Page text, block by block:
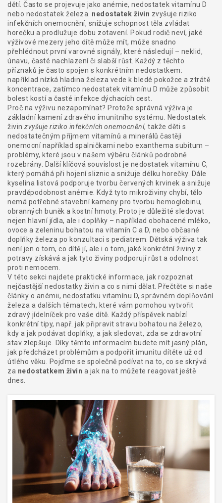
dětí. Často se projevuje jako anémie, nedostatek vitamínu D
nebo nedostatek železa nedostatek živin zvyšuje riziko
infekčních onemocnění, snižuje schopnost těla zvládat
horečku a prodlužuje dobu zotavení. Pokud rodič neví, jaké
výživové mezery jeho dítě může mít, může snadno
přehlédnout první varovné signály, které následují – neklid,
únavu, časté nachlazení či slabší růst. Každý z těchto
příznaků je často spojen s konkrétním nedostatkem:
například nízká hladina železa vede k bledé pokožce a ztrátě
koncentrace, zatímco nedostatek vitamínu D může způsobit
bolest kostí a časté infekce dýchacích cest.
Proč na výživu nezapomínat? Protože správná výživa je
základní kamení zdravého imunitního systému. Nedostatek
živin zvyšuje riziko infekčních onemocnění, takže děti s
nedostatečným příjmem vitamínů a minerálů častěji
onemocní například spalničkami nebo exanthema subitum –
problémy, které jsou v našem výběru článků podrobně
rozebrány. Další klíčová souvislost je nedostatek vitamínu C,
který pomáhá při hojení sliznic a snižuje délku horečky. Dále
kyselina listová podporuje tvorbu červených krvinek a snižuje
pravděpodobnost anémie. Když tyto mikroživiny chybí, tělo
nemá potřebné stavební kameny pro tvorbu hemoglobinu,
obranných buněk a kostní hmoty. Proto je důležité sledovat
nejen hlavní jídla, ale i doplňky – například obohacené mléko,
ovoce a zeleninu bohatou na vitamín C a D, nebo občasné
doplňky železa po konzultaci s pediatrem.
Dětská výživa tak
není jen o tom, co dítě jí, ale i o tom, jaké konkrétní živiny z
potravy získává a jak tyto živiny podporují růst a odolnost
proti nemocem.
V této sekci najdete praktické informace, jak rozpoznat
nejčastější nedostatky živin a co s nimi dělat. Přečtěte si naše
články o anémii, nedostatku vitamínu D, správném doplňování
železa a dalších tématech, které vám pomohou vytvořit
zdravý jídelníček pro vaše dítě. Každý příspěvek nabízí
konkrétní tipy, např. jak připravit stravu bohatou na železo,
kdy a jak podávat doplňky, a jak sledovat, zda se zdravotní
stav zlepšuje. Díky těmto informacím budete mít jasný plán,
jak předcházet problémům a podpořit imunitu dítěte už od
útlého věku. Pojďme se společně podívat na to, co se skrývá
za nedostatkem živin a jak na to můžete reagovat ještě
dnes.